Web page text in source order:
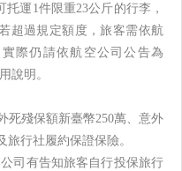
運1件限重23公斤的行李，
超過規定額度，旅客需依航
際仍請依航空公司公告為
說明。
死殘保額新臺幣250萬、意外
行社履約保證保險。
司有告知旅客自行投保旅行